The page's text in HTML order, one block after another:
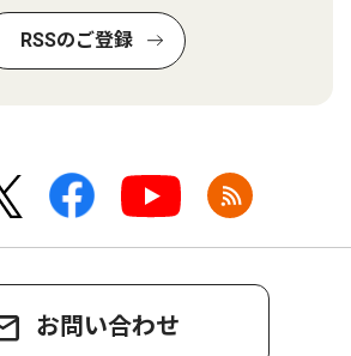
RSSのご登録
お問い合わせ